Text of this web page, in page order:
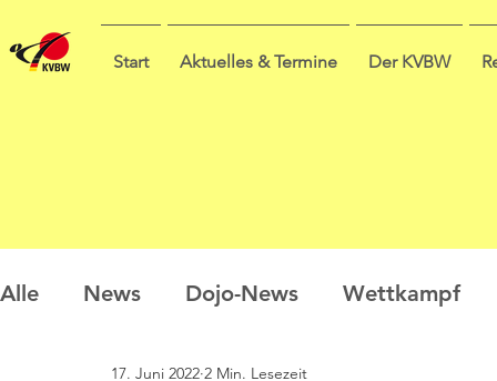
Start Aktuelles & Termine Der KVBW
Alle News Dojo-News Wettkampf
17. Juni 2022 2 Min. Lesezeit